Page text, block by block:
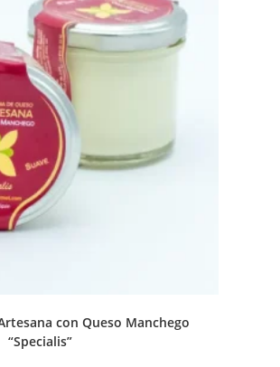
con Queso Manchego
“Specialis”